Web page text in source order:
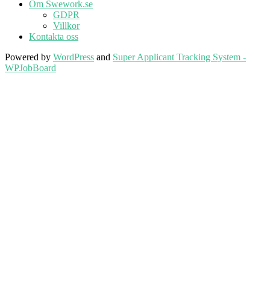
Om Swework.se
GDPR
Villkor
Kontakta oss
Powered by WordPress and Super Applicant Tracking System -
WPJobBoard